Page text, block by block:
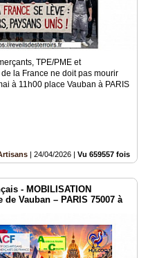
TPE/PME et
la France ne doit pas mourir
à 11h00 place Vauban à PARIS
| 24/04/2026 | Vu 659557 fois
- MOBILISATION
de Vauban – PARIS 75007 à